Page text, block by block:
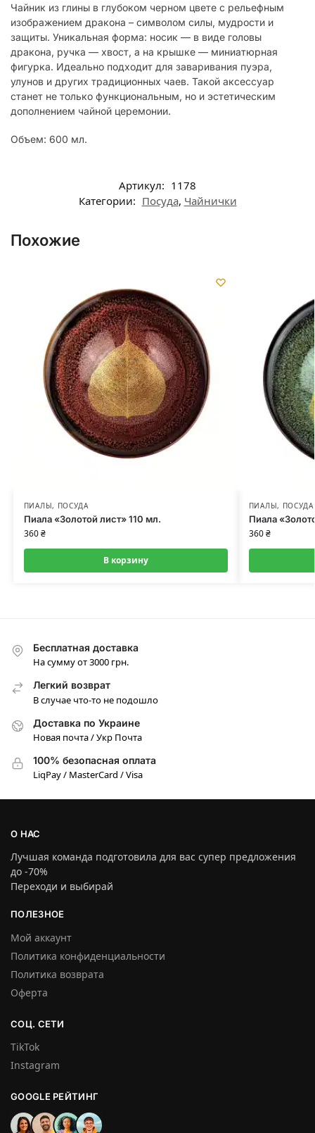
Чайник из глины в глубоком черном цвете с рельефным
изображением дракона – символом силы, мудрости и
защиты. Уникальная форма: носик — в виде головы
дракона, ручка — хвост, а на крышке — миниатюрная
фигурка. Идеально подходит для заваривания пуэра,
улунов и других традиционных чаев. Такой аксессуар
станет не только функциональным, но и эстетическим
дополнением чайной церемонии.
Объем: 600 мл.
Артикул: 1178
Категории: Посуда, Чайнички
Похожие
ПИАЛЫ, ПОСУДА
Пиала «Золотой лист» 110 мл.
360₴
В корзину
ПИАЛЫ, ПОСУДА
Пиала
360₴
Бесплатная доставка
На сумму от 3000 грн.
Легкий возврат
В случае что-то не подошло
Доставка по Украине
Новая почта / Укр Почта
100% безопасная оплата
LiqPay / MasterCard / Visa
О НАС
Лучшая команда подготовила для вас супер предложения
до -70%
Переходи и выбирай
ПОЛЕЗНОЕ
Мой аккаунт
Политика конфиденциальности
Политика возврата
Оферта
СОЦ. СЕТИ
TikTok
Instagram
GOOGLE РЕЙТИНГ